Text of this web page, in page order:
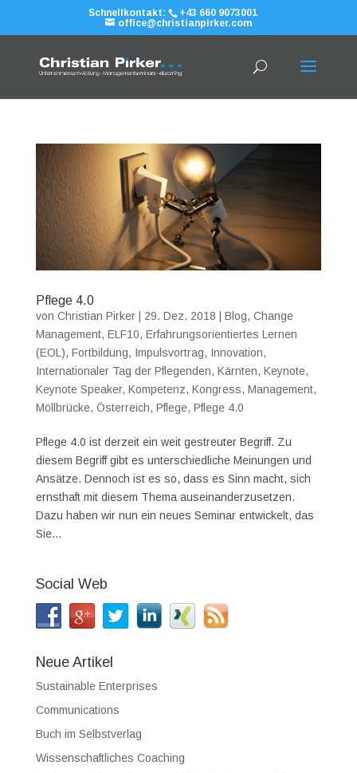
Schnellkontakt:
+43 660 9073001
office@christianpirker.com
Pflege 4.0
von Christian Pirker| 29. Dez. 2018 Blog, Change
Management, ELF10, Erfahrungsorientiertes Lernen
(EOL), Fortbildung, Impulsvortrag, Innovation,
Internationaler Tag der Pflegenden, Kärnten, Keynote,
Keynote Speaker, Kompetenz, Kongress, Management,
Möllbrücke, Österreich, Pflege, Pflege 4.0
Pflege 4.0 ist derzeit ein weit gestreuter Begriff. Zu
diesem Begriff gibt es unterschiedliche Meinungen und
Ansätze. Dennoch ist es so, dass es Sinn macht, sich
ernsthaft mit diesem Thema auseinanderzusetzen.
Dazu haben wir nun ein neues Seminar entwickelt, das
Sie...
Social Web
Neue Artikel
Sustainable Enterprises
Communications
Buch im Selbstverlag
Wissenschaftliches Coaching